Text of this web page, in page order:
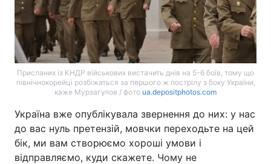
Присланих із КНДР військових вистачить днів на 5-6 боїв, тому що
північнокорейці розбіжаться за першого ж пострілу з боку України,
каже Мурзагулов / фото ua.depositphotos.com
Україна вже опублікувала звернення до них: у нас
до вас нуль претензій, мовчки переходьте на цей
бік, ми вам створюємо хороші умови і
відправляємо, куди скажете. Чому не